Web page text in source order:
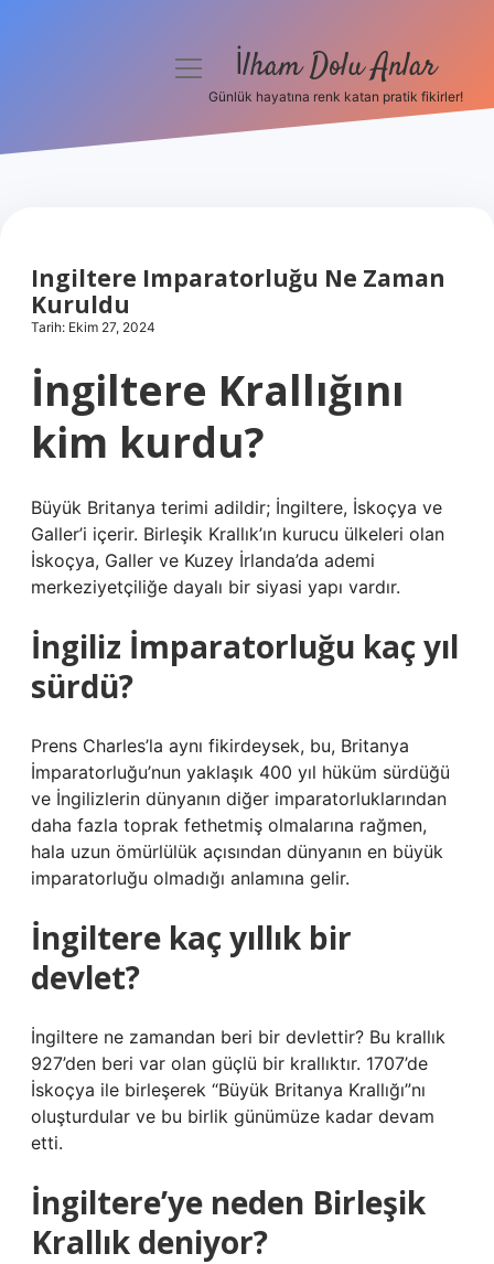
Hakkımızda
menüyü İlham Dolu Anlar
Günlük hayatına renk katan pratik fikirler!
Ingiltere Imparatorluğu Ne Zaman
Kuruldu
Tarih: Ekim 27, 2024
İngiltere Krallığını
kim kurdu?
Büyük Britanya terimi adildir; İngiltere, İskoçya ve
Galler’i içerir. Birleşik Krallık’ın kurucu ülkeleri olan
İskoçya, Galler ve Kuzey İrlanda’da ademi
merkeziyetçiliğe dayalı bir siyasi yapı vardır.
İngiliz İmparatorluğu kaç yıl
sürdü?
Prens Charles’la aynı fikirdeysek, bu, Britanya
İmparatorluğu’nun yaklaşık 400 yıl hüküm sürdüğü
ve İngilizlerin dünyanın diğer imparatorluklarından
daha fazla toprak fethetmiş olmalarına rağmen,
hala uzun ömürlülük açısından dünyanın en büyük
imparatorluğu olmadığı anlamına gelir.
İngiltere kaç yıllık bir
devlet?
İngiltere ne zamandan beri bir devlettir? Bu krallık
927’den beri var olan güçlü bir krallıktır. 1707’de
İskoçya ile birleşerek “Büyük Britanya Krallığı”nı
oluşturdular ve bu birlik günümüze kadar devam
etti.
İngiltere’ye neden Birleşik
Krallık deniyor?